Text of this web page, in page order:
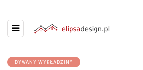
DYWANY WYKŁADZINY